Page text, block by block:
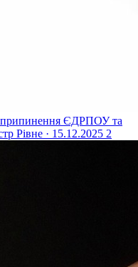
припинення ЄДРПОУ та
Рівне · 15.12.2025 2